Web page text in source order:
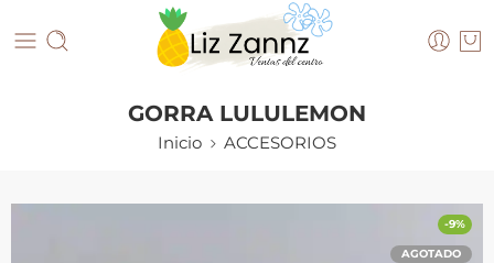
GORRA LULULEMON
Inicio ACCESORIOS
-9%
AGOTADO